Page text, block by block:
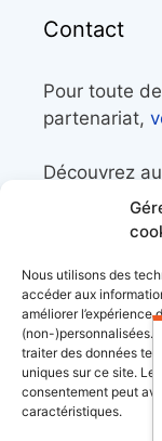
Nous utilisons des
accéder aux
améliorer
(non-)personnalisées.
traiter des données
uniques sur ce site. Le
consentement peut
caractéristiques.
Contact
Pour toute
partenariat,
Découvrez
le trek et le
BoatingAds,
européen